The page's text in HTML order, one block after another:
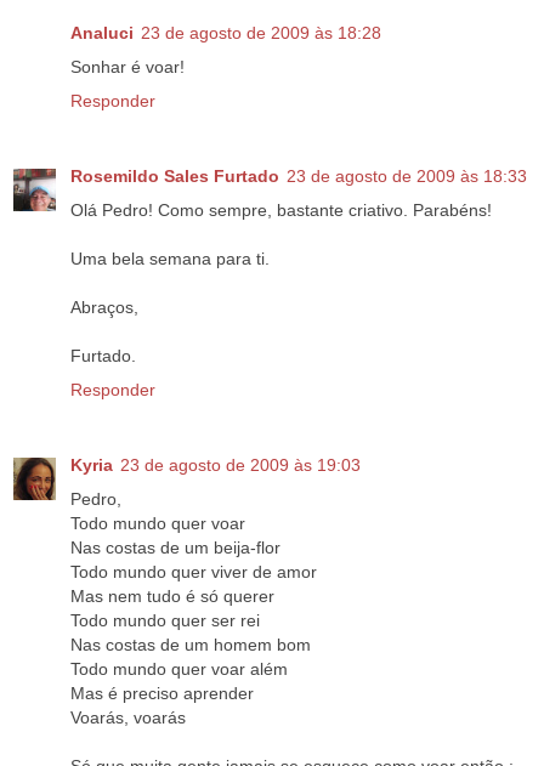
Analuci 23 de agosto de 2009 às 18:28
Sonhar é voar!
Responder
Rosemildo Sales Furtado 23 de agosto de 2009 às 18:33
Olá Pedro! Como sempre, bastante criativo. Parabéns!
Uma bela semana para ti.
Abraços,
Furtado.
Responder
Kyria 23 de agosto de 2009 às 19:03
Pedro,
Todo mundo quer voar
Nas costas de um beija-flor
Todo mundo quer viver de amor
Mas nem tudo é só querer
Todo mundo quer ser rei
Nas costas de um homem bom
Todo mundo quer voar além
Mas é preciso aprender
Voarás, voarás